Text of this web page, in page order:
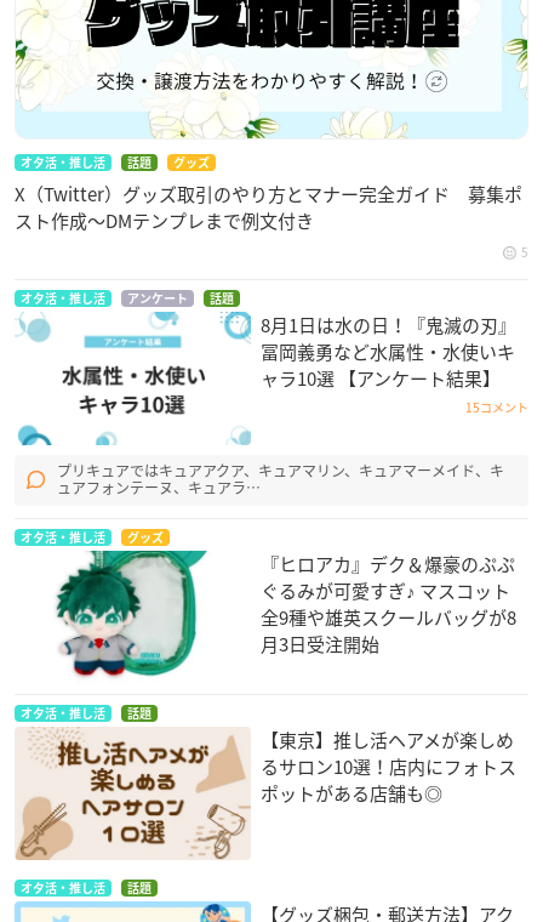
オタ活・推し活 話題 グッズ
X（Twitter）グッズ取引のやり方とマナー完全ガイド 募集ポ
スト作成〜DMテンプレまで例文付き
5
オタ活・推し活 アンケート 話題
8月1日は水の日！『鬼滅の刃』
冨岡義勇など水属性・水使いキ
ャラ10選 【アンケート結果】
15コメント
プリキュアではキュアアクア、キュアマリン、キュアマーメイド、キ
ュアフォンテーヌ、キュアラ…
オタ活・推し活 グッズ
『ヒロアカ』デク＆爆豪のぷぷ
ぐるみが可愛すぎ♪ マスコット
全9種や雄英スクールバッグが8
月3日受注開始
オタ活・推し活 話題
【東京】推し活ヘアメが楽しめ
るサロン10選！店内にフォトス
ポットがある店舗も◎
オタ活・推し活 話題
【グッズ梱包・郵送方法】アク